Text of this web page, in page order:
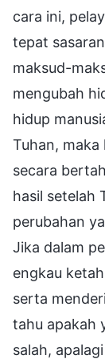
cara ini,
tepat
maksud-
mengubah
hidup
Tuhan, maka
secara
hasil setelah
perubahan
Jika dalam
engkau
serta
tahu apakah
salah,